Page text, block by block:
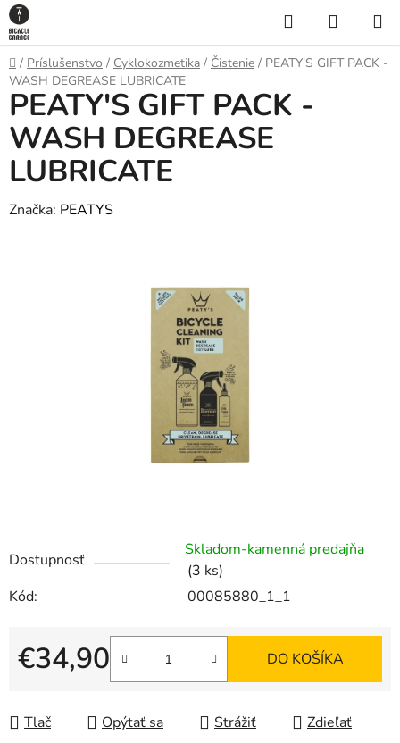
Prejsť
na
obsah
Hľadať
KOŠÍK
Domov
/ Príslušenstvo / Cyklokozmetika / Čistenie / PEATY'S GIFT PACK -
WASH DEGREASE LUBRICATE
Dostupnosť
Skladom-kamenná predajňa
(3 ks)
Kód:
00085880_1_1
€34,90
Jednotková cena:
DO KOŠÍKA
Tlač Opýtať sa Strážiť Zdieľať
PEATY'S GIFT PACK -
WASH DEGREASE
LUBRICATE
Značka: PEATYS